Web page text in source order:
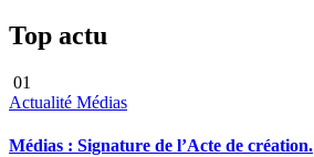
Top actu
01
Actualité Médias
Médias : Signature de l’Acte de création.